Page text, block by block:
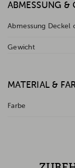
ABMESSUNG &
Abmessung Deckel
Gewicht
MATERIAL &
Farbe